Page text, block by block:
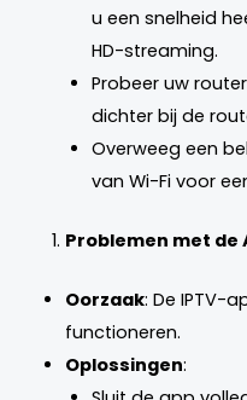
u een snelheid
HD-streaming.
Probeer uw
dichter bij de
Overweeg een
van Wi-Fi voor
Problemen met de
Oorzaak: De IPTV-
functioneren.
Oplossingen: